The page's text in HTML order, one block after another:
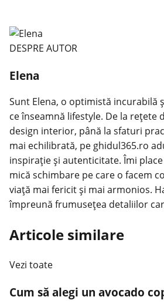
DESPRE AUTOR
Elena
Sunt Elena, o optimistă incurabilă
ce înseamnă lifestyle. De la rețete
design interior, până la sfaturi
mai echilibrată, pe ghidul365.ro
inspirație și autenticitate. Îmi
mică schimbare pe care o facem
viață mai fericit și mai armonios.
împreună frumusețea detaliilor
Articole similare
Vezi toate
Cum să alegi un avocado